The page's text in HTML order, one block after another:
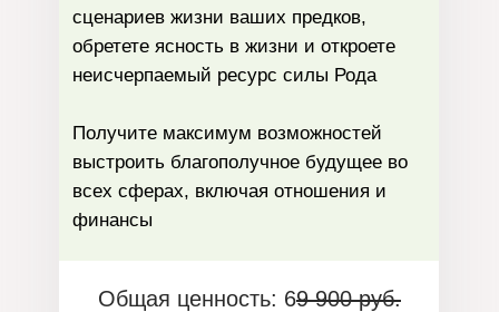
Общая ценность: 69 900 руб.
сценариев жизни ваших предков,
обретете ясность в жизни и откроете
неисчерпаемый ресурс силы Рода
Получите максимум возможностей
выстроить благополучное будущее во
всех сферах, включая отношения и
финансы